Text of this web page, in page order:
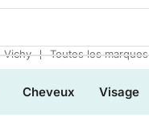
Vichy ❘ Toutes les marques
Cheveux Visage